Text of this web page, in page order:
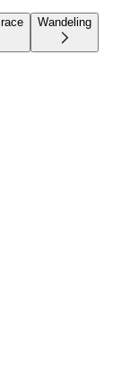
race Wandeling